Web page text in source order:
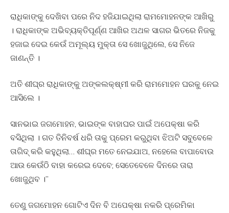
ରାଧିକାଙ୍କୁ ଦେଖିବା ପରେ ନିଦ ହଜିଯାଇଥିଲା ରାମମୋହନଙ୍କ ଆଖିରୁ
। ରାଧିକାଙ୍କ ଅଭିବ୍ୟକ୍ତିପୂର୍ଣ୍ଣ ଆଖିର ଅଥଳ ସାଗର ଭିତରେ ନିଜକୁ
ହଜାଇ ଦେଇ କେଉଁ ଅମୂଲ୍ୟ ମୁକ୍ତା ସେ ଖୋଜୁଥିଲେ, ସେ ନିଜେ
ଜାଣନ୍ତି ।
ଅତି ଶୀଘ୍ର ରାଧିକାଙ୍କୁ ଅଙ୍କଲକ୍ଷ୍ମୀ କରି ରାମମୋହନ ଘରକୁ ନେଇ
ଆସିଲେ ।
ସାନଭାଇ ଜଗମୋହନ, ଭାଇଙ୍କ ବାହାଘର ପାଇଁ ଅପେକ୍ଷା କରି
ବସିଥିଲା । ଗତ ତିନିବର୍ଷ ଧରି ତାକୁ ପ୍ରେମ କରୁଥିବା ଝିଅଟି ସବୁବେଳେ
ତାଗିଦ୍ କରି କହୁଥିଲା… ଶୀଘ୍ର ମତେ ନେଇଯାଅ, ନହେଲେ ବାପାବୋଉ
ଆଉ କେଉଁଠି ବାହା କରେଇ ଦେବେ; ସେତେବେଳେ ଦିନରେ ତାରା
ଖୋଜୁଥିବ ।”
ତେଣୁ ଜଗମୋହନ ଗୋଟିଏ ଦିନ ବି ଅପେକ୍ଷା ନକରି ପ୍ରେମିକା